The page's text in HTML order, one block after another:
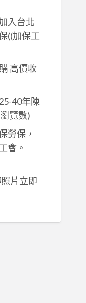
入台北
((加保工
高價收
40年陳
覽數)
勞保，
會。
片立即